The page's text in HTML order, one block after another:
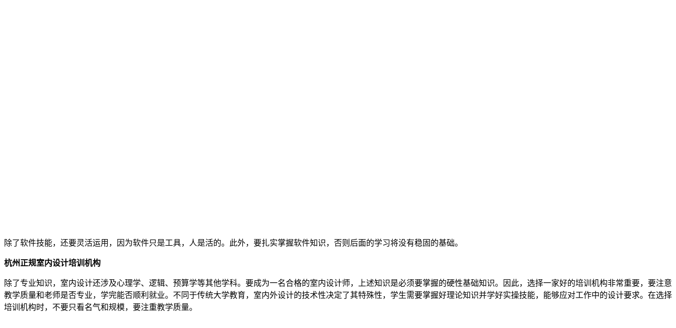
除了软件技能，还要灵活运用，因为软件只是工具，人是活的。此外，要扎实掌握软件知识，否则后面的学习将没有稳固的基础。
杭州正规室内设计培训机构
除了专业知识，室内设计还涉及心理学、逻辑、预算学等其他学科。要成为一名合格的室内设计师，上述知识是必须要掌握的硬性基础知识。因此，选择一家好的培训机构非常重要，要注意
教学质量和老师是否专业，学完能否顺利就业。不同于传统大学教育，室内外设计的技术性决定了其特殊性，学生需要掌握好理论知识并学好实操技能，能够应对工作中的设计要求。在选择
培训机构时，不要只看名气和规模，要注重教学质量。